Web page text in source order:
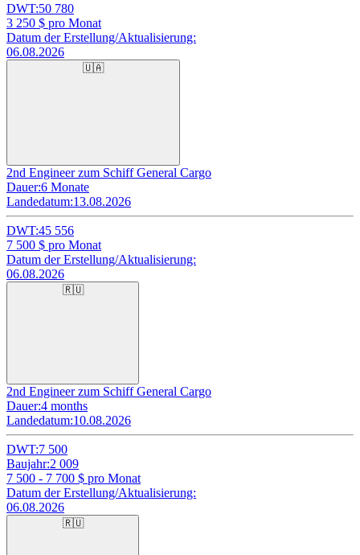
DWT:50 780
3 250 $ pro Monat
Datum der Erstellung/Aktualisierung:
06.08.2026
🇺🇦
2nd Engineer zum Schiff General Cargo
Dauer:6 Monate
Landedatum:13.08.2026
DWT:45 556
7 500 $ pro Monat
Datum der Erstellung/Aktualisierung:
06.08.2026
🇷🇺
2nd Engineer zum Schiff General Cargo
Dauer:4 months
Landedatum:10.08.2026
DWT:7 500
Baujahr:2 009
7 500 - 7 700 $ pro Monat
Datum der Erstellung/Aktualisierung:
06.08.2026
🇷🇺